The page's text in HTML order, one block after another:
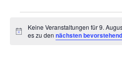
Veranstaltungen
für
Hinweis
Keine Veranstaltungen für 9.
es zu den nächsten